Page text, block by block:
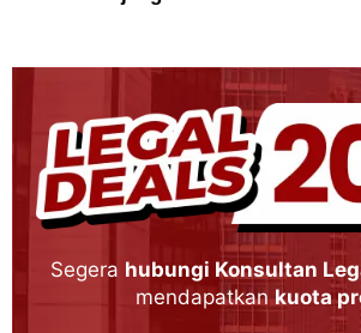
Segera hubungi Konsultan
mendapatkankuota